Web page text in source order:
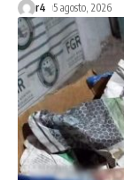
r4 5 agosto, 2026